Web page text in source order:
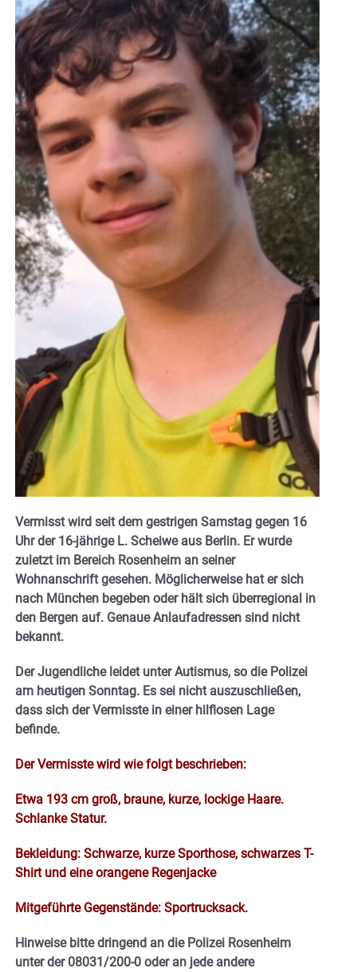
Vermisst wird seit dem gestrigen Samstag gegen 16
Uhr der 16-jährige L. Scheiwe aus Berlin. Er wurde
zuletzt im Bereich Rosenheim an seiner
Wohnanschrift gesehen. Möglicherweise hat er sich
nach München begeben oder hält sich überregional in
den Bergen auf. Genaue Anlaufadressen sind nicht
bekannt.
Der Jugendliche leidet unter Autismus, so die Polizei
am heutigen Sonntag. Es sei nicht auszuschließen,
dass sich der Vermisste in einer hilflosen Lage
befinde.
Der Vermisste wird wie folgt beschrieben:
Etwa 193 cm groß, braune, kurze, lockige Haare.
Schlanke Statur.
Bekleidung: Schwarze, kurze Sporthose, schwarzes T-
Shirt und eine orangene Regenjacke
Mitgeführte Gegenstände: Sportrucksack.
Hinweise bitte dringend an die Polizei Rosenheim
unter der 08031/200-0 oder an jede andere